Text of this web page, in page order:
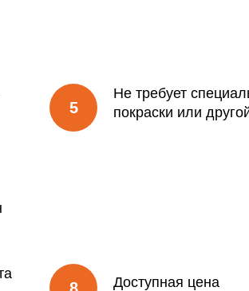
Не требует
покраски или
Доступная цена